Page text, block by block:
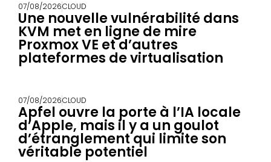
07/08/2026CLOUD
Une nouvelle vulnérabilité dans
KVM met en ligne de mire
Proxmox VE et d’autres
plateformes de virtualisation
07/08/2026CLOUD
Apfel ouvre la porte à l’IA locale
d’Apple, mais il y a un goulot
d’étranglement qui limite son
véritable potentiel